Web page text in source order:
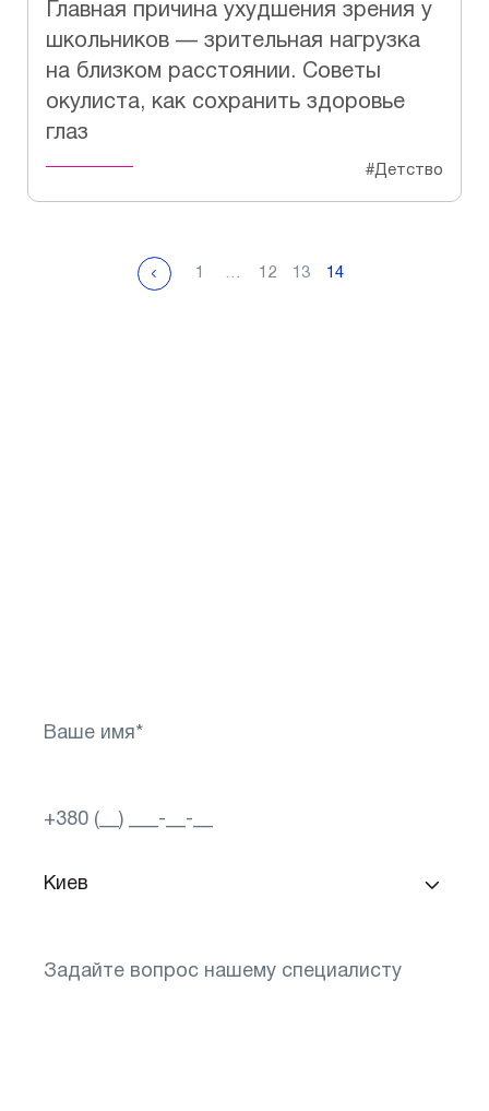
Главная причина ухудшения зрения у
школьников — зрительная нагрузка
на близком расстоянии. Советы
окулиста, как сохранить здоровье
глаз
#Детство
1 … 12 13 14